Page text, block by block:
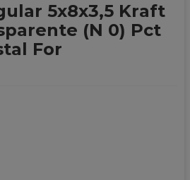
5x8x3,5 Kraft
(N 0) Pct
For